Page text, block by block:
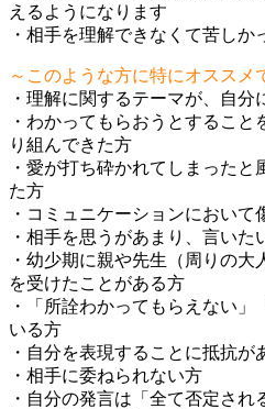
えるようになります
・相手を理解できなくて苦し
～このような方に特にオススメ
・理解に関するテーマが、自
・わかってもらおうとするこ
り組んできた方
・愛が打ち砕かれてしまった
た方
・コミュニケーションにおいて
・相手を思うがあまり、言い
・幼少期に親や先生（周りの
を受けたことがある方
・「所詮わかってもらえない
いる方
・自分を表現することに抵抗が
・相手に委ねられない方
・自分の発言は「全て否定され